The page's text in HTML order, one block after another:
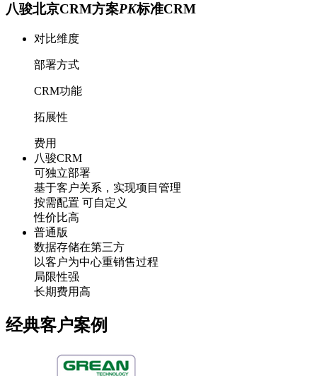
八骏北京CRM方案PK标准CRM
对比维度
部署方式
CRM功能
拓展性
费用
八骏CRM
可独立部署
基于客户关系，实现项目管理
按需配置 可自定义
性价比高
普通版
数据存储在第三方
以客户为中心重销售过程
局限性强
长期费用高
经典客户案例